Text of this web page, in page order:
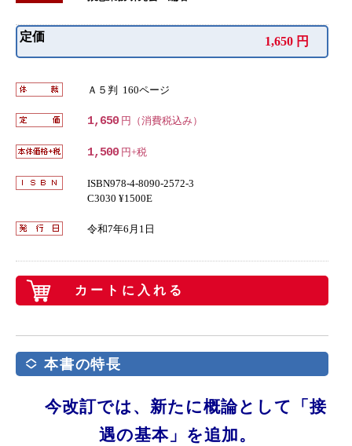
定価 1,650 円
Ａ５判 160ページ
1,650 円（消費税込み）
1,500 円+税
ISBN978-4-8090-2572-3
C3030 ¥1500E
令和7年6月1日
カートに入れる
本書の特長
今改訂では、新たに概論として「接
遇の基本」を追加。